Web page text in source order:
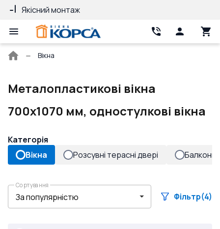
Якісний монтаж
Головна
Вікна
Металопластикові вікна
700x1070 мм, одностулкові вікна
Категорія
Вікна
Розсувні терасні двері Балконні
Сортування
Фільтр(4)